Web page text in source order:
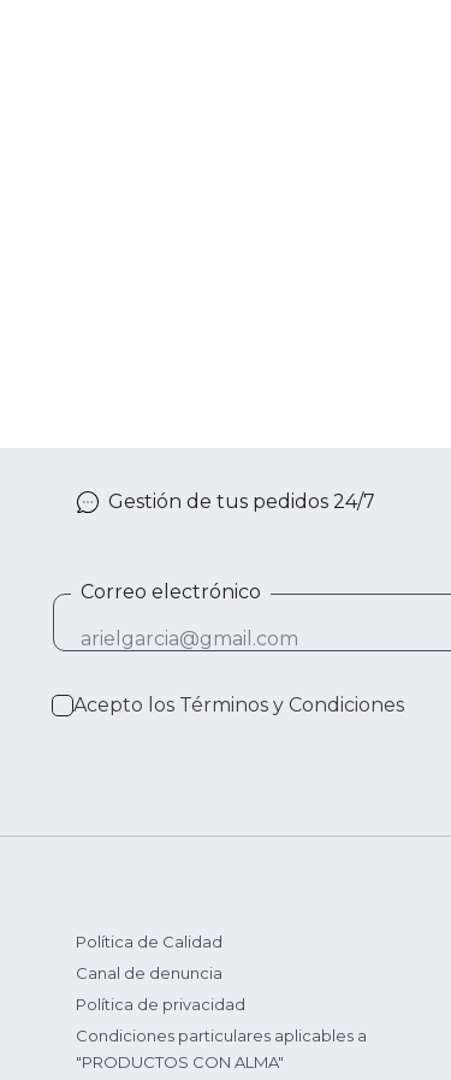
Gestión de tus pedidos 24/7
Correo electrónico
Acepto los Términos y Condiciones
Política de Calidad
Canal de denuncia
Política de privacidad
Condiciones particulares aplicables a
"PRODUCTOS CON ALMA"